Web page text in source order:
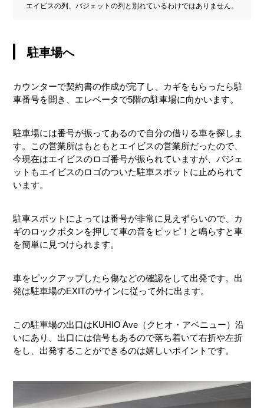
エイビスの列、バジェットの列と別れているわけではありません。
駐車場へ
カウンターで契約書の作成が完了し、カギをもらったら駐
車番号を聞き、エレベータで5階の駐車場に向かいます。
駐車場には番号が振ってあるので自分の借りる車を探しま
す。この営業所はもともとエイビスの営業所だったので、
今現在はエイビスのロゴ番号が振られていますが、バジェ
ットもエイビスのロゴのついた駐車スポットに止められて
います。
駐車スポットによっては番号が非常に見えずらいので、カ
ギのロックボタンを押して車の音をピッピ！と鳴らすと車
を簡単に見つけられます。
車をピックアップしたら傷などの確認をして出発です。出
発は駐車場のEXITのサインに従って外に出ます。
この駐車場の出口はKUHIO Ave（クヒオ・アベニュー）沿
いにあり、出口には信号もあるので落ち着いて右折や左折
をし、出発することができるのは嬉しいポイントです。